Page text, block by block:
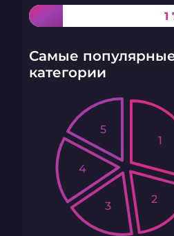
1
Самые
категории
1
2
3
4
5